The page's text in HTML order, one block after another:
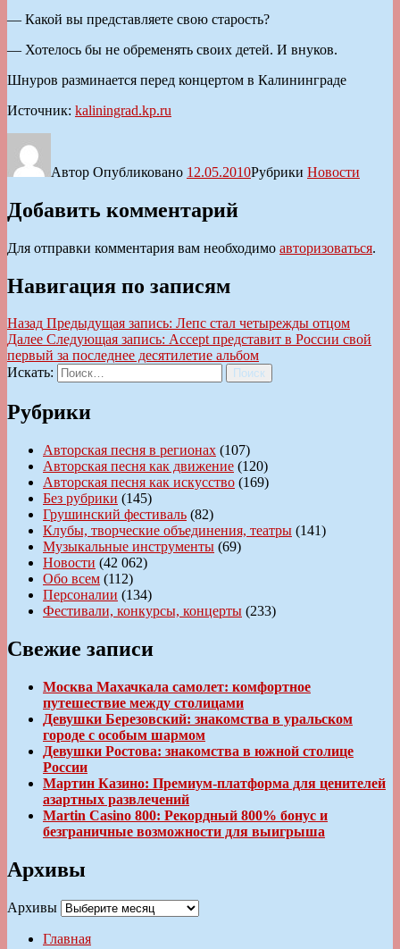
— Какой вы представляете свою старость?
— Хотелось бы не обременять своих детей. И внуков.
Шнуров разминается перед концертом в Калининграде
Источник: kaliningrad.kp.ru
Автор Опубликовано 12.05.2010Рубрики Новости
Добавить комментарий
Для отправки комментария вам необходимо авторизоваться.
Навигация по записям
Назад Предыдущая запись: Лепс стал четырежды отцом
Далее Следующая запись: Accept представит в России свой
первый за последнее десятилетие альбом
Искать:
Поиск
Рубрики
Авторская песня в регионах (107)
Авторская песня как движение (120)
Авторская песня как искусство (169)
Без рубрики (145)
Грушинский фестиваль (82)
Клубы, творческие объединения, театры (141)
Музыкальные инструменты (69)
Новости (42 062)
Обо всем (112)
Персоналии (134)
Фестивали, конкурсы, концерты (233)
Свежие записи
Москва Махачкала самолет: комфортное
путешествие между столицами
Девушки Березовский: знакомства в уральском
городе с особым шармом
Девушки Ростова: знакомства в южной столице
России
Мартин Казино: Премиум-платформа для ценителей
азартных развлечений
Martin Casino 800: Рекордный 800% бонус и
безграничные возможности для выигрыша
Архивы
Архивы
Главная